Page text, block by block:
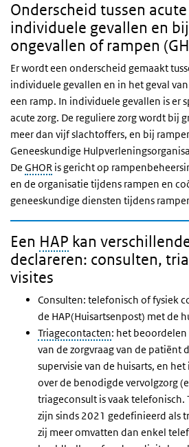
Onderscheid tussen
individuele gevallen en
ongevallen of rampen
Er wordt een onderscheid gemaakt
individuele gevallen en in het geval
een ramp. In individuele gevallen is er
acute zorg. De reguliere zorg wordt bij
meer dan vijf slachtoffers, en bij
Geneeskundige
De GHOR is gericht op
en de organisatie tijdens rampen en
geneeskundige diensten tijdens
Een HAP kan
declareren: consulten,
visites
Consulten: telefonisch of fysiek
de HAP(Huisartsenpost) met de
Triagecontacten: het
van de zorgvraag van de patiënt
supervisie van de huisarts, en
over de benodigde vervolgzorg
triageconsult is vaak telefonisch.
zijn sinds 2021 gedefinieerd als
zij meer omvatten dan enkel